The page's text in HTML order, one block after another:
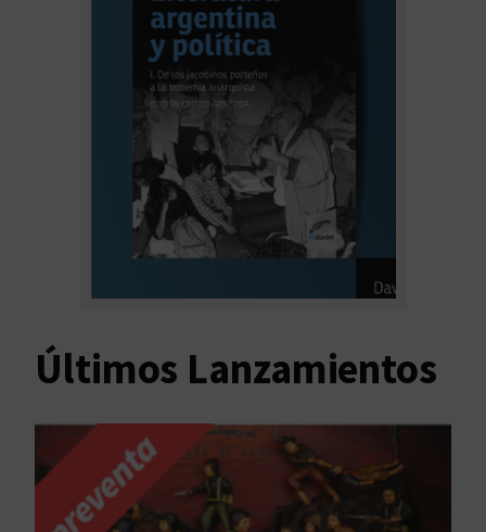
Últimos Lanzamientos